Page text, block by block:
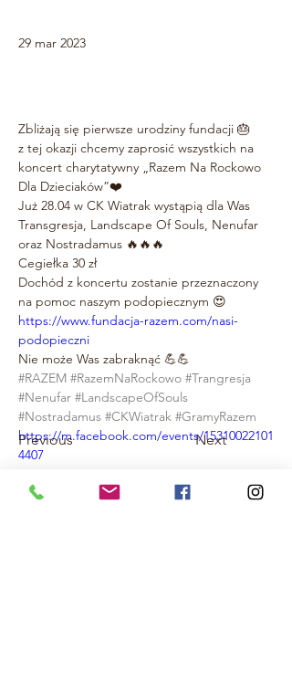
29 mar 2023
Previous Next
Zbliżają się pierwsze urodziny fundacji 🎂
z tej okazji chcemy zaprosić wszystkich na
koncert charytatywny „Razem Na Rockowo
Dla Dzieciaków”❤️
Już 28.04 w CK Wiatrak wystąpią dla Was
Transgresja, Landscape Of Souls, Nenufar
oraz Nostradamus 🔥🔥🔥
Cegiełka 30 zł
Dochód z koncertu zostanie przeznaczony
na pomoc naszym podopiecznym 😍
https://www.fundacja-razem.com/nasi-
podopieczni
Nie może Was zabraknąć 💪💪
#RAZEM #RazemNaRockowo #Trangresja
#Nenufar #LandscapeOfSouls
#Nostradamus #CKWiatrak #GramyRazem
https://m.facebook.com/events/15310022101
4407